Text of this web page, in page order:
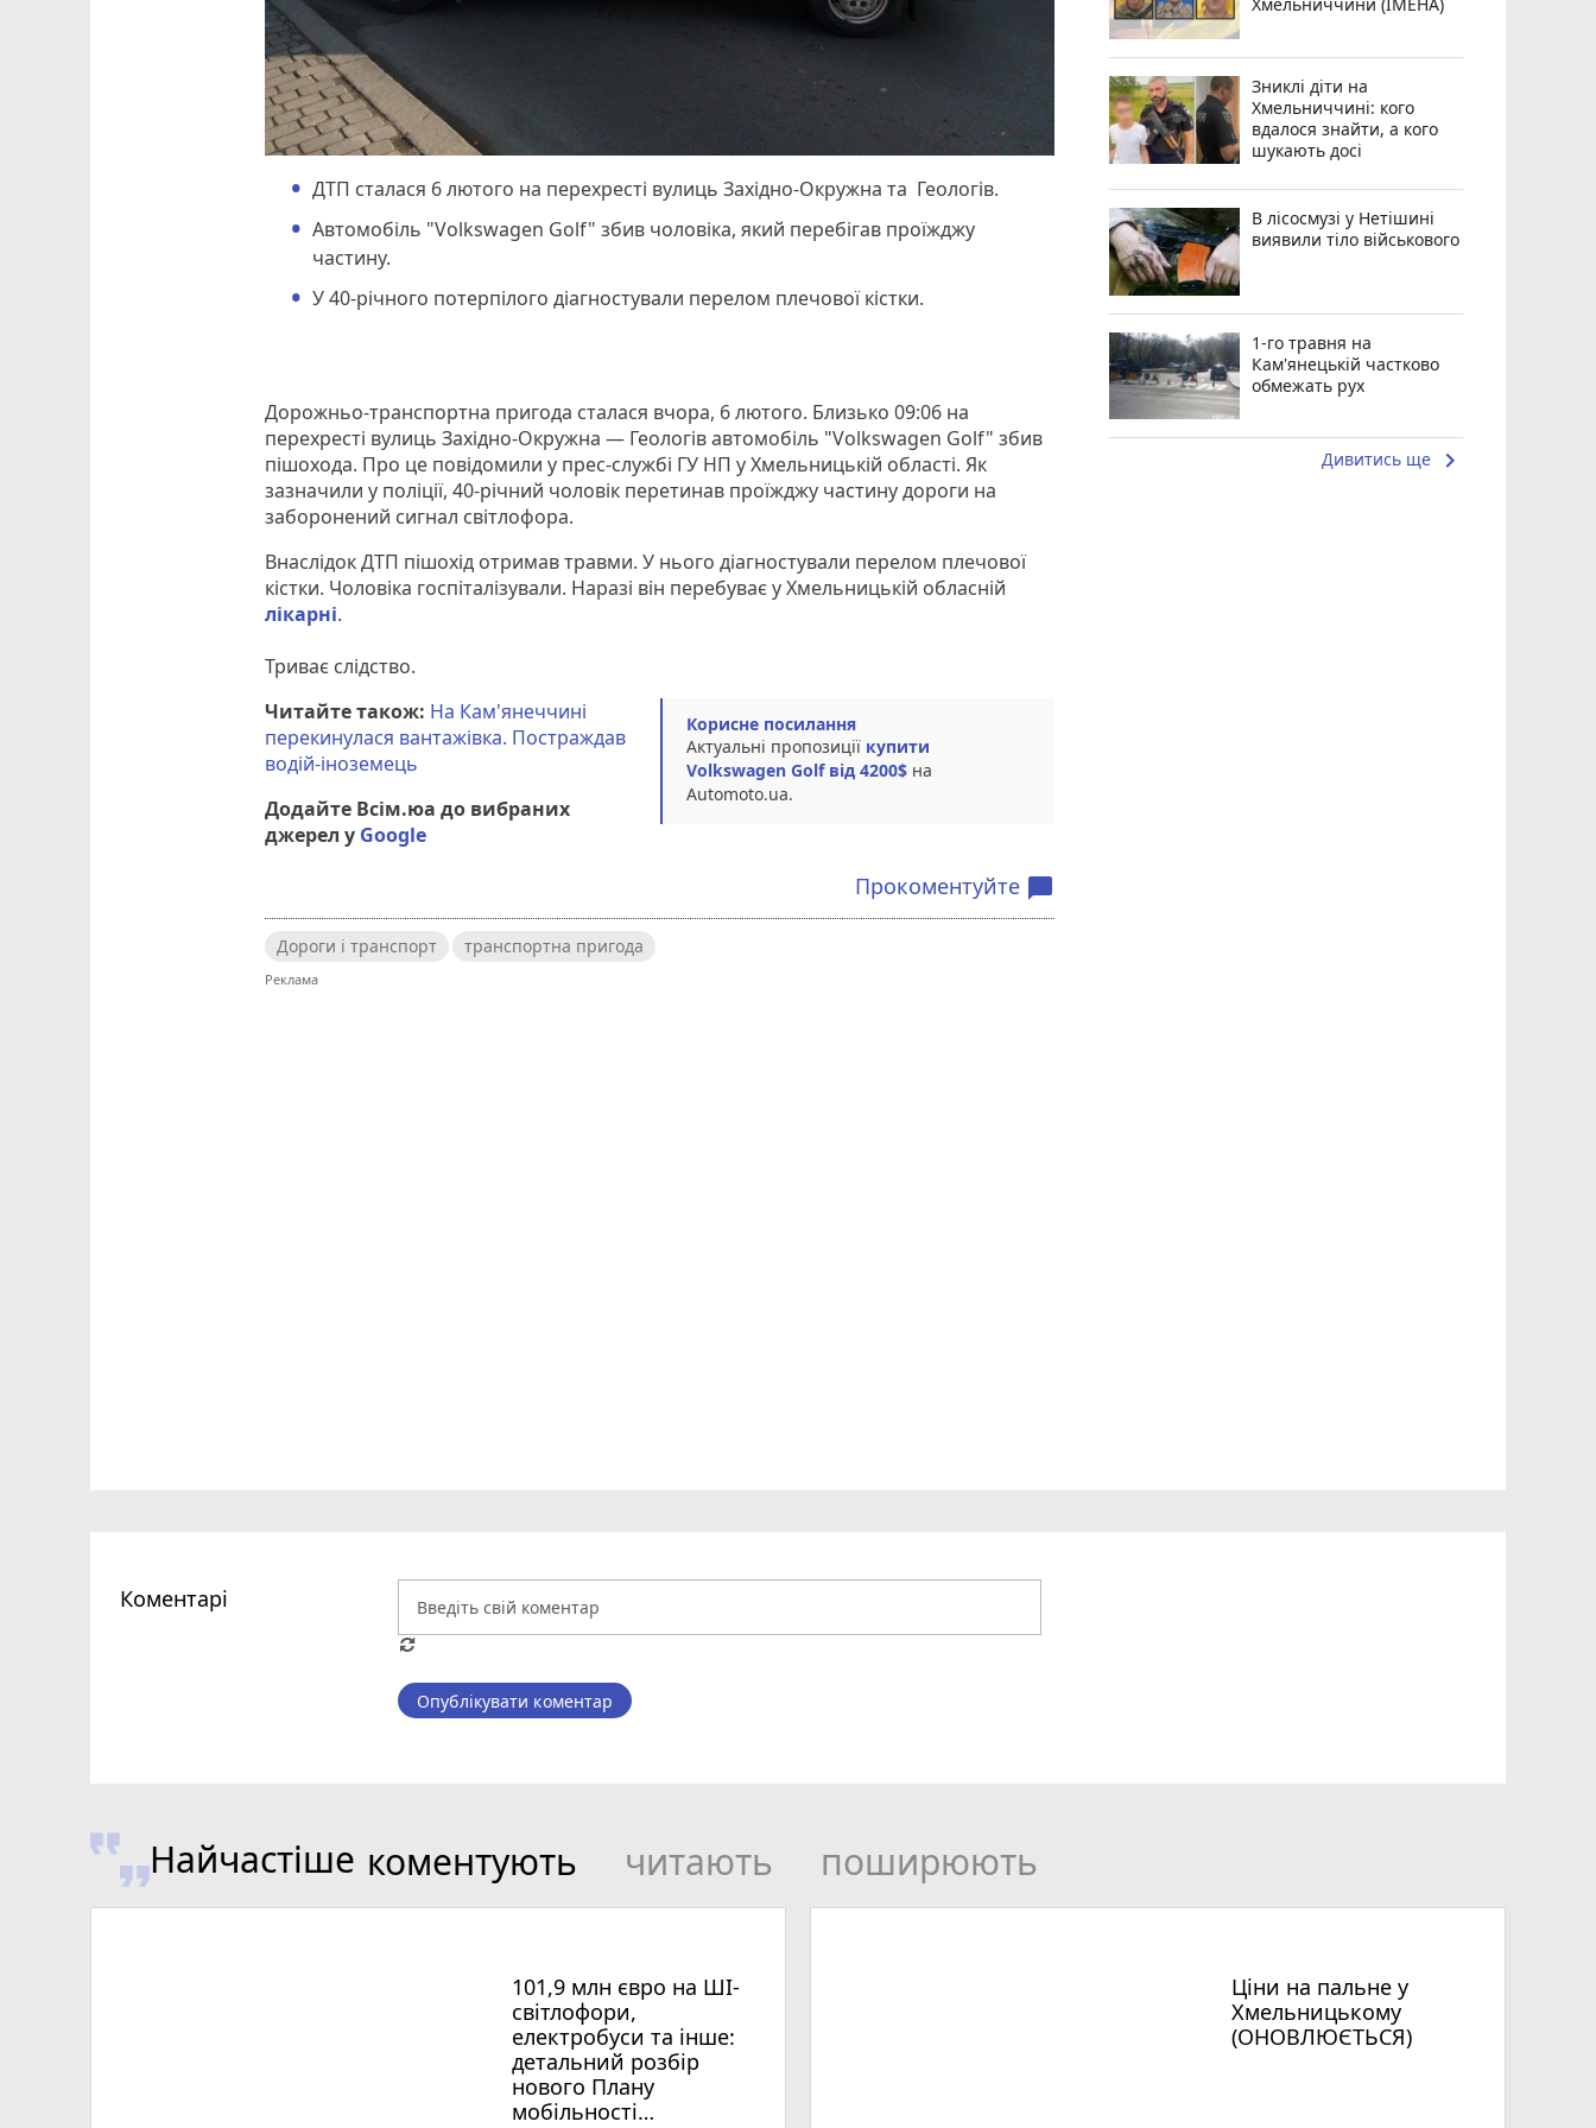
ДТП сталася 6 лютого на перехресті вулиць Західно-Окружна та Геологів.
Автомобіль "Volkswagen Golf" збив чоловіка, який перебігав проїжджу
частину.
У 40-річного потерпілого діагностували перелом плечової кістки.
Дорожньо-транспортна пригода сталася вчора, 6 лютого. Близько 09:06 на
перехресті вулиць Західно-Окружна — Геологів автомобіль "Volkswagen Golf" збив
пішохода. Про це повідомили у прес-службі ГУ НП у Хмельницькій області. Як
зазначили у поліції, 40-річний чоловік перетинав проїжджу частину дороги на
заборонений сигнал світлофора.
Внаслідок ДТП пішохід отримав травми. У нього діагностували перелом плечової
кістки. Чоловіка госпіталізували. Наразі він перебуває у Хмельницькій обласній
лікарні.
Триває слідство.
Корисне посилання
Актуальні пропозиції купити
Volkswagen Golf від 4200$на
Automoto.ua.
Читайте також: На Кам'янеччині
перекинулася вантажівка. Постраждав
водій-іноземець
Додайте Всім.юа до вибраних
джерел у Google
Прокоментуйте chat_bubble
Дороги і транспорт транспортна пригода
Зниклі діти на
Хмельниччині: кого
вдалося знайти, а кого
шукають досі
В лісосмузі у Нетішині
виявили тіло військового
1-го травня на
Кам'янецькій частково
обмежать рух
Дивитись ще keyboard_arrow_right
Коментарі
Опублікувати коментар
Найчастіше коментують читають поширюють
101,9 млн євро на ШІ-
світлофори,
електробуси та інше:
детальний розбір
нового Плану
мобільності
Ціни на пальне у
Хмельницькому
(ОНОВЛЮЄТЬСЯ)